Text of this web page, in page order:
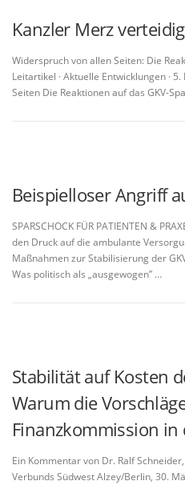
Kanzler Merz
Widerspruch von allen Seiten: Die
Leitartikel · Aktuelle Entwicklungen ·
Seiten Die Reaktionen auf das GKV-
Beispielloser Angriff
SPARSCHOCK FÜR PATIENTEN &
den Druck auf die ambulante
Maßnahmen zur Stabilisierung der
Was politisch als „ausgewogen” …
Stabilität auf Kosten
Warum die
Finanzkommission in
Ein Kommentar von Dr. Ralf
Verbunds Südwest Alzey/Berlin, 30.